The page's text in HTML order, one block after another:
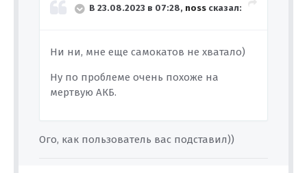
В 23.08.2023 в 07:28, noss сказал:
Ни ни, мне еще самокатов не хватало)
Ну по проблеме очень похоже на
мертвую АКБ.
Ого, как пользователь вас подставил))